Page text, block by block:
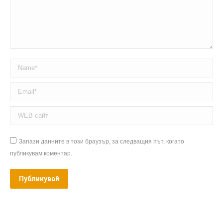
Name *
Email *
WEB сайт
Запази данните в този браузър, за следващия път, когато
публикувам коментар.
Публикувай